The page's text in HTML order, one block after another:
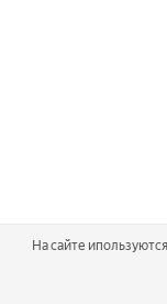
На сайте